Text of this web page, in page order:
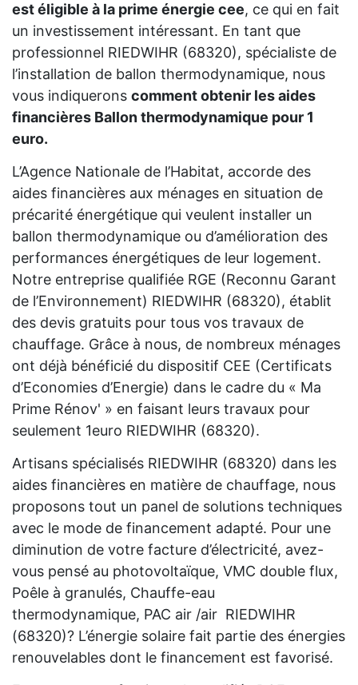
est éligible à la prime énergie cee, ce qui en fait
un investissement intéressant. En tant que
professionnel RIEDWIHR (68320), spécialiste de
l’installation de ballon thermodynamique, nous
vous indiquerons comment obtenir les aides
financières Ballon thermodynamique pour 1
euro.
L’Agence Nationale de l’Habitat, accorde des
aides financières aux ménages en situation de
précarité énergétique qui veulent installer un
ballon thermodynamique ou d’amélioration des
performances énergétiques de leur logement.
Notre entreprise qualifiée RGE (Reconnu Garant
de l’Environnement) RIEDWIHR (68320), établit
des devis gratuits pour tous vos travaux de
chauffage. Grâce à nous, de nombreux ménages
ont déjà bénéficié du dispositif CEE (Certificats
d’Economies d’Energie) dans le cadre du « Ma
Prime Rénov' » en faisant leurs travaux pour
seulement 1euro RIEDWIHR (68320).
Artisans spécialisés RIEDWIHR (68320) dans les
aides financières en matière de chauffage, nous
proposons tout un panel de solutions techniques
avec le mode de financement adapté. Pour une
diminution de votre facture d’électricité, avez-
vous pensé au photovoltaïque, VMC double flux,
Poêle à granulés, Chauffe-eau
thermodynamique, PAC air /air RIEDWIHR
(68320)? L’énergie solaire fait partie des énergies
renouvelables dont le financement est favorisé.